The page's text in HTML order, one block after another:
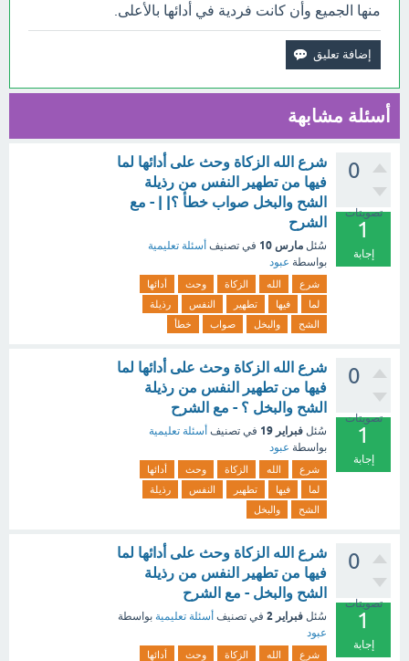
منها الجميع وأن كانت فردية في أدائها بالأعلى.
أسئلة مشابهة
0
تصويتات
1
إجابة
شرع الله الزكاة وحث على أدائها لما
فيها من تطهير النفس من رذيلة
الشح والبخل صواب خطأ ؟| | - مع
الشرح
سُئل مارس 10 في تصنيف أسئلة تعليمية
بواسطة عبود
شرع الله الزكاة وحث
أدائها
لما
فيها تطهير النفس
رذيلة
الشح
والبخل صواب خطأ
0
تصويتات
1
إجابة
شرع الله الزكاة وحث على أدائها لما
فيها من تطهير النفس من رذيلة
الشح والبخل ؟ - مع الشرح
سُئل فبراير 19 في تصنيف أسئلة تعليمية
بواسطة عبود
شرع الله الزكاة وحث
أدائها
لما
فيها تطهير النفس
رذيلة
الشح
والبخل
0
تصويتات
1
إجابة
شرع الله الزكاة وحث على أدائها لما
فيها من تطهير النفس من رذيلة
الشح والبخل - مع الشرح
سُئل فبراير 2 في تصنيف أسئلة تعليمية بواسطة
عبود
شرع الله الزكاة وحث
أدائها